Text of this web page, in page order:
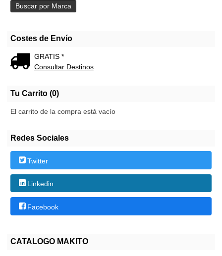
Costes de Envío
GRATIS *
Consultar Destinos
Tu Carrito (0)
El carrito de la compra está vacío
Redes Sociales
Twitter
Linkedin
Facebook
CATALOGO MAKITO